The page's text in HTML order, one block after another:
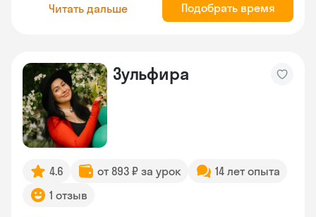
Читать дальше Подобрать время
Зульфира
4.6 от 893 ₽ за урок
14 лет опыта
1 отзыв